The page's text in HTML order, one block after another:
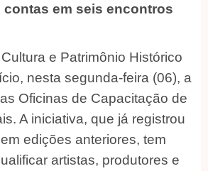
contas em seis encontros
e Patrimônio Histórico
nesta segunda-feira (06), a
Oficinas de Capacitação de
A iniciativa, que já registrou
edições anteriores, tem
artistas, produtores e